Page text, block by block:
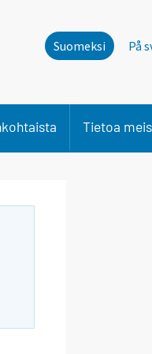
Suomeksi På
Tietoa